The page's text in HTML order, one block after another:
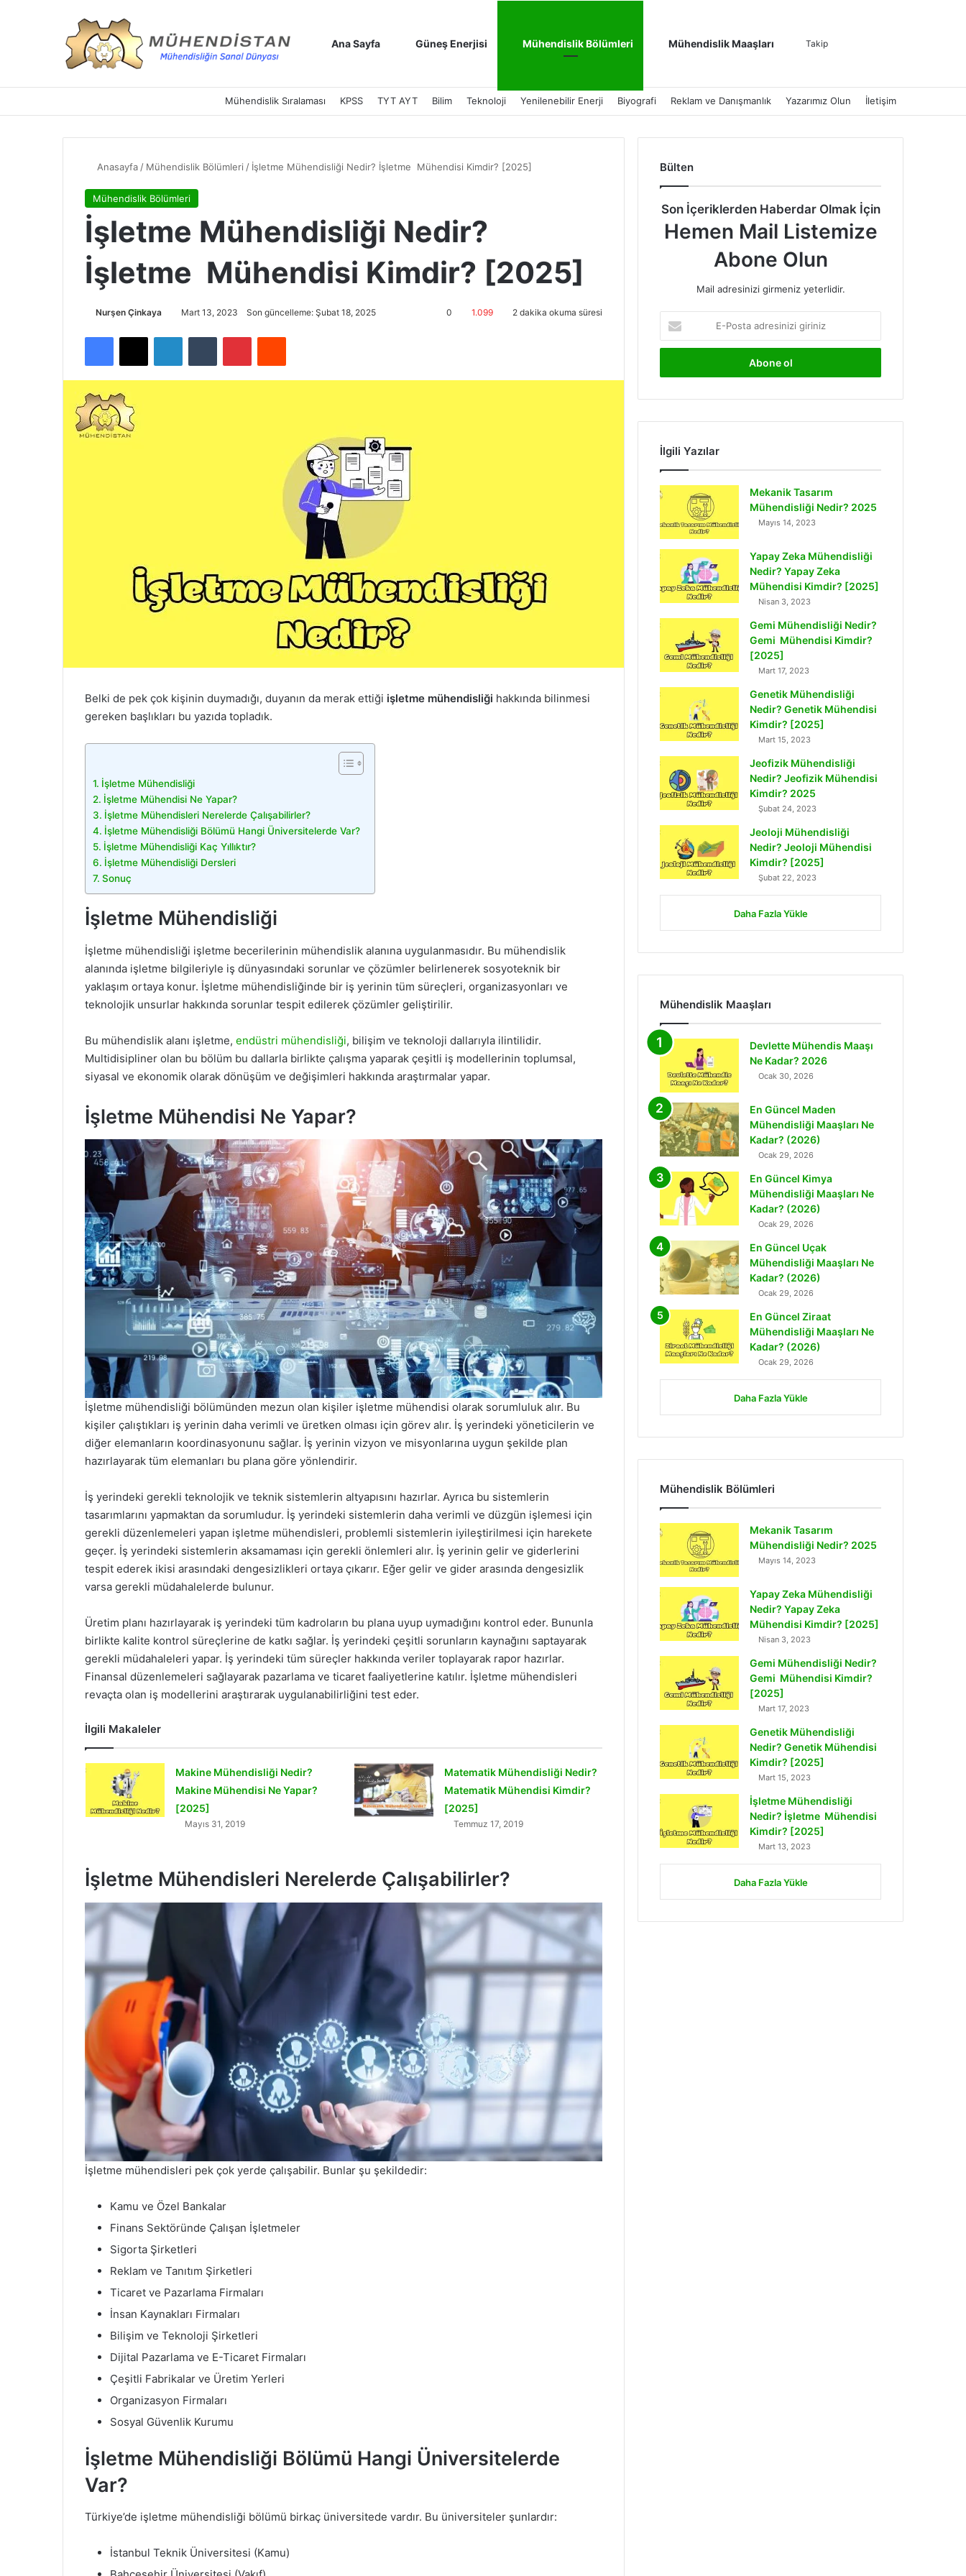
Ana Sayfa Güneş Enerjisi Mühendislik Bölümleri Mühendislik Maaşları Takip
Mühendislik Sıralaması KPSS TYT AYT Bilim Teknoloji Yenilenebilir Enerji Biyografi Reklam ve Danışmanlık Yazarımız Olun İletişim
Anasayfa / Mühendislik Bölümleri / İşletme Mühendisliği Nedir? İşletme Mühendisi Kimdir? [2025]
Mühendislik Bölümleri
İşletme Mühendisliği Nedir?
İşletme Mühendisi Kimdir? [2025]
Nurşen Çinkaya Mart 13, 2023 Son güncelleme: Şubat 18, 2025 0 1.099 2 dakika okuma süresi
Facebook
X LinkedInTumblr PinterestReddit
Belki de pek çok kişinin duymadığı, duyanın da merak ettiği işletme mühendisliği hakkında bilinmesi
gereken başlıkları bu yazıda topladık.
İşletme Mühendisliği
İşletme Mühendisi Ne Yapar?
İşletme Mühendisleri Nerelerde Çalışabilirler?
İşletme Mühendisliği Bölümü Hangi Üniversitelerde Var?
İşletme Mühendisliği Kaç Yıllıktır?
İşletme Mühendisliği Dersleri
Sonuç
İşletme Mühendisliği
İşletme mühendisliği işletme becerilerinin mühendislik alanına uygulanmasıdır. Bu mühendislik
alanında işletme bilgileriyle iş dünyasındaki sorunlar ve çözümler belirlenerek sosyoteknik bir
yaklaşım ortaya konur. İşletme mühendisliğinde bir iş yerinin tüm süreçleri, organizasyonları ve
teknolojik unsurlar hakkında sorunlar tespit edilerek çözümler geliştirilir.
Bu mühendislik alanı işletme, endüstri mühendisliği, bilişim ve teknoloji dallarıyla ilintilidir.
Multidisipliner olan bu bölüm bu dallarla birlikte çalışma yaparak çeşitli iş modellerinin toplumsal,
siyasal ve ekonomik olarak dönüşüm ve değişimleri hakkında araştırmalar yapar.
İşletme Mühendisi Ne Yapar?
İşletme mühendisliği bölümünden mezun olan kişiler işletme mühendisi olarak sorumluluk alır. Bu
kişiler çalıştıkları iş yerinin daha verimli ve üretken olması için görev alır. İş yerindeki yöneticilerin ve
diğer elemanların koordinasyonunu sağlar. İş yerinin vizyon ve misyonlarına uygun şekilde plan
hazırlayarak tüm elemanları bu plana göre yönlendirir.
İş yerindeki gerekli teknolojik ve teknik sistemlerin altyapısını hazırlar. Ayrıca bu sistemlerin
tasarımlarını yapmaktan da sorumludur. İş yerindeki sistemlerin daha verimli ve düzgün işlemesi için
gerekli düzenlemeleri yapan işletme mühendisleri, problemli sistemlerin iyileştirilmesi için harekete
geçer. İş yerindeki sistemlerin aksamaması için gerekli önlemleri alır. İş yerinin gelir ve giderlerini
tespit ederek ikisi arasındaki dengesizlikleri ortaya çıkarır. Eğer gelir ve gider arasında dengesizlik
varsa gerekli müdahalelerde bulunur.
Üretim planı hazırlayarak iş yerindeki tüm kadroların bu plana uyup uymadığını kontrol eder. Bununla
birlikte kalite kontrol süreçlerine de katkı sağlar. İş yerindeki çeşitli sorunların kaynağını saptayarak
gerekli müdahaleleri yapar. İş yerindeki tüm süreçler hakkında veriler toplayarak rapor hazırlar.
Finansal düzenlemeleri sağlayarak pazarlama ve ticaret faaliyetlerine katılır. İşletme mühendisleri
revaçta olan iş modellerini araştırarak uygulanabilirliğini test eder.
İlgili Makaleler
Makine Mühendisliği Nedir?
Makine Mühendisi Ne Yapar?
[2025]
Mayıs 31, 2019
Matematik Mühendisliği Nedir?
Matematik Mühendisi Kimdir?
[2025]
Temmuz 17, 2019
İşletme Mühendisleri Nerelerde Çalışabilirler?
İşletme mühendisleri pek çok yerde çalışabilir. Bunlar şu şekildedir:
Kamu ve Özel Bankalar
Finans Sektöründe Çalışan İşletmeler
Sigorta Şirketleri
Reklam ve Tanıtım Şirketleri
Ticaret ve Pazarlama Firmaları
İnsan Kaynakları Firmaları
Bilişim ve Teknoloji Şirketleri
Dijital Pazarlama ve E-Ticaret Firmaları
Çeşitli Fabrikalar ve Üretim Yerleri
Organizasyon Firmaları
Sosyal Güvenlik Kurumu
İşletme Mühendisliği Bölümü Hangi Üniversitelerde
Var?
Türkiye’de işletme mühendisliği bölümü birkaç üniversitede vardır. Bu üniversiteler şunlardır:
İstanbul Teknik Üniversitesi (Kamu)
Bülten
Son İçeriklerden Haberdar Olmak İçin
Hemen Mail Listemize
Abone Olun
Mail adresinizi girmeniz yeterlidir.
Posta
adresinizi
İlgili Yazılar
Mekanik Tasarım
Mühendisliği Nedir? 2025
Mayıs 14, 2023
Yapay Zeka Mühendisliği
Nedir? Yapay Zeka
Mühendisi Kimdir? [2025]
Nisan 3, 2023
Gemi Mühendisliği Nedir?
Gemi Mühendisi Kimdir?
[2025]
Mart 17, 2023
Genetik Mühendisliği
Nedir? Genetik Mühendisi
Kimdir? [2025]
Mart 15, 2023
Jeofizik Mühendisliği
Nedir? Jeofizik Mühendisi
Kimdir? 2025
Şubat 24, 2023
Jeoloji Mühendisliği
Nedir? Jeoloji Mühendisi
Kimdir? [2025]
Şubat 22, 2023
Daha Fazla Yükle
Mühendislik Maaşları
Devlette Mühendis Maaşı
Ne Kadar? 2026
Ocak 30, 2026
En Güncel Maden
Mühendisliği Maaşları Ne
Kadar? (2026)
Ocak 29, 2026
En Güncel Kimya
Mühendisliği Maaşları Ne
Kadar? (2026)
Ocak 29, 2026
En Güncel Uçak
Mühendisliği Maaşları Ne
Kadar? (2026)
Ocak 29, 2026
En Güncel Ziraat
Mühendisliği Maaşları Ne
Kadar? (2026)
Ocak 29, 2026
Daha Fazla Yükle
Mühendislik Bölümleri
Mekanik Tasarım
Mühendisliği Nedir? 2025
Mayıs 14, 2023
Yapay Zeka Mühendisliği
Nedir? Yapay Zeka
Mühendisi Kimdir? [2025]
Nisan 3, 2023
Gemi Mühendisliği Nedir?
Gemi Mühendisi Kimdir?
[2025]
Mart 17, 2023
Genetik Mühendisliği
Nedir? Genetik Mühendisi
Kimdir? [2025]
Mart 15, 2023
İşletme Mühendisliği
Nedir? İşletme Mühendisi
Kimdir? [2025]
Mart 13, 2023
Daha Fazla Yükle